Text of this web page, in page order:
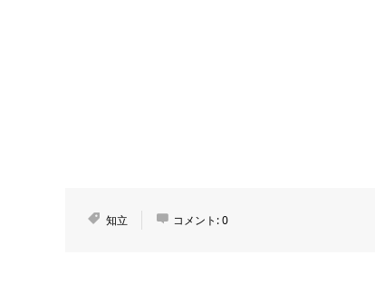
知立 コメント:0